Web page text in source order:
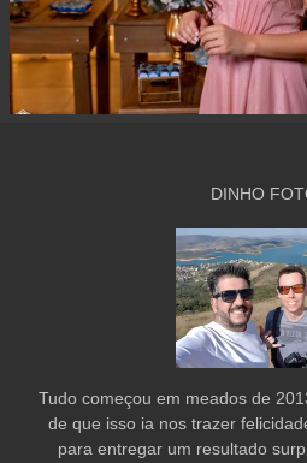
DINHO
Tudo começou em meados de
de que isso ia nos trazer
para entregar um resultado